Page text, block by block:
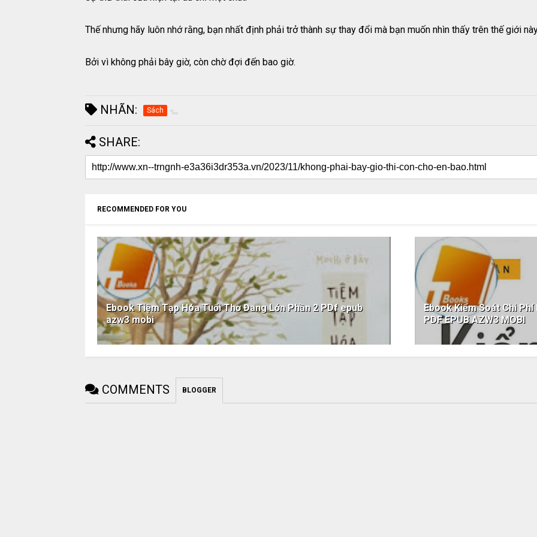
Thế nhưng hãy luôn nhớ rằng, bạn nhất định phải trở thành sự thay đổi mà bạn muốn nhìn thấy trên thế giới
Bởi vì không phải bây giờ, còn chờ đợi đến bao giờ.
NHÃN: Sách
SHARE:
RECOMMENDED FOR YOU
Ebook Tiệm Tạp Hóa Tuổi Thơ Đang Lớn Phần 2 PDf epub
azw3 mobi
Ebook Kiểm Soát Chi Phí
PDF EPUB AZW3 MOBI
COMMENTS BLOGGER